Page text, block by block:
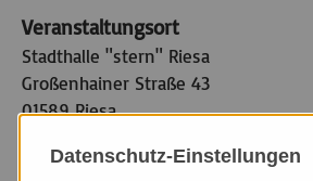
Veranstaltungsort
Stadthalle "stern" Riesa
Großenhainer Straße 43
01589 Riesa
Veranstaltungsart
Datenschutz-Einstellungen